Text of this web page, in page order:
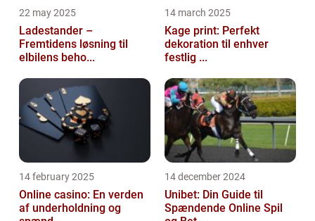
22 may 2025
Ladestander –
Fremtidens løsning til
elbilens beho...
14 march 2025
Kage print: Perfekt
dekoration til enhver
festlig ...
14 february 2025
Online casino: En verden
af underholdning og
14 december 2024
Unibet: Din Guide til
Spændende Online Spil